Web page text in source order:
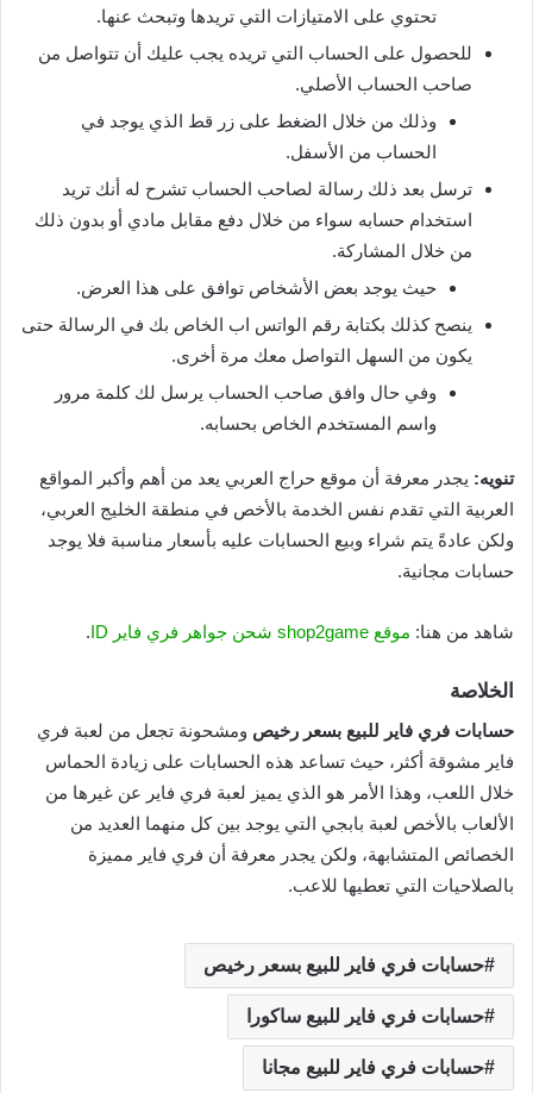
تحتوي على الامتيازات التي تريدها وتبحث عنها.
للحصول على الحساب التي تريده يجب عليك أن تتواصل من
صاحب الحساب الأصلي.
وذلك من خلال الضغط على زر قط الذي يوجد في
الحساب من الأسفل.
ترسل بعد ذلك رسالة لصاحب الحساب تشرح له أنك تريد
استخدام حسابه سواء من خلال دفع مقابل مادي أو بدون ذلك
من خلال المشاركة.
حيث يوجد بعض الأشخاص توافق على هذا العرض.
ينصح كذلك بكتابة رقم الواتس اب الخاص بك في الرسالة حتى
يكون من السهل التواصل معك مرة أخرى.
وفي حال وافق صاحب الحساب يرسل لك كلمة مرور
واسم المستخدم الخاص بحسابه.
تنويه: يجدر معرفة أن موقع حراج العربي يعد من أهم وأكبر المواقع
العربية التي تقدم نفس الخدمة بالأخص في منطقة الخليج العربي،
ولكن عادةً يتم شراء وبيع الحسابات عليه بأسعار مناسبة فلا يوجد
حسابات مجانية.
شاهد من هنا: موقع shop2game شحن جواهر فري فاير ID .
الخلاصة
حسابات فري فاير للبيع بسعر رخيص ومشحونة تجعل من لعبة فري
فاير مشوقة أكثر، حيث تساعد هذه الحسابات على زيادة الحماس
خلال اللعب، وهذا الأمر هو الذي يميز لعبة فري فاير عن غيرها من
الألعاب بالأخص لعبة بابجي التي يوجد بين كل منهما العديد من
الخصائص المتشابهة، ولكن يجدر معرفة أن فري فاير مميزة
بالصلاحيات التي تعطيها للاعب.
حسابات فري فاير للبيع بسعر رخيص
حسابات فري فاير للبيع ساكورا
حسابات فري فاير للبيع مجانا